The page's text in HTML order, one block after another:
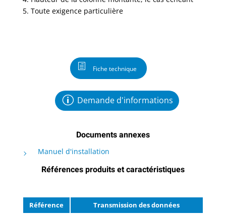
5. Toute exigence particulière
Fiche technique
Demande d'informations
Documents annexes
Manuel d'installation
Références produits et caractéristiques
Référence Transmission des données